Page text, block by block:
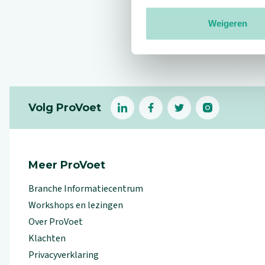
Weigeren
Reviews
Volg ProVoet
linkedin (Let op uitgaande link)
facebook(Let op uitgaande
twitter(Let op
instagram
Meer ProVoet
Branche Informatiecentrum
Workshops en lezingen
Over ProVoet
Klachten
Privacyverklaring